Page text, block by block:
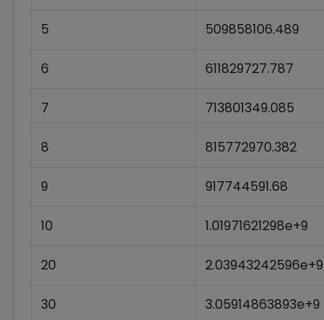
5 509858106.489
6 611829727.787
7 713801349.085
8 815772970.382
9 917744591.68
10 1.01971621298e+9
20 2.03943242596e+9
30 3.05914863893e+9